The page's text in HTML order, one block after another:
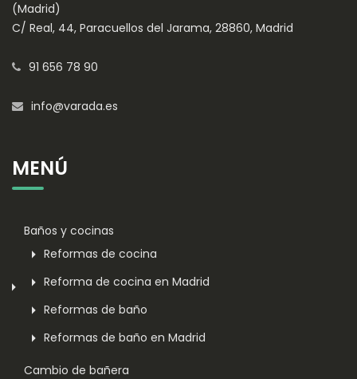
(Madrid)
C/ Real, 44, Paracuellos del Jarama, 28860, Madrid
91 656 78 90
info@varada.es
MENÚ
Baños y cocinas
Reformas de cocina
Reforma de cocina en Madrid
Reformas de baño
Reformas de baño en Madrid
Cambio de bañera